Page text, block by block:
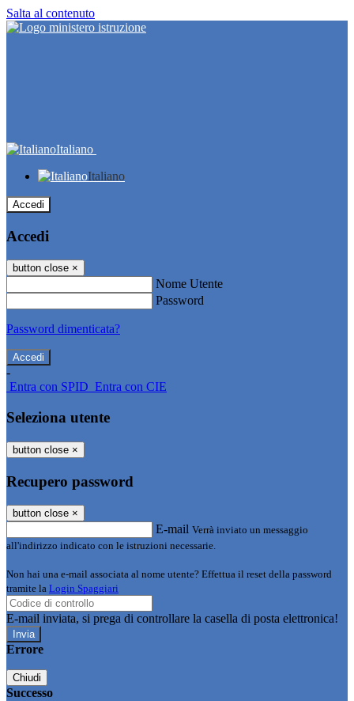
Salta al contenuto
Italiano
Italiano
Accedi
Accedi
button close ×
Nome Utente
Password
Password dimenticata?
-
Entra con SPID Entra con CIE
Seleziona utente
button close ×
Recupero password
button close ×
E-mail Verrà inviato un messaggio
all'indirizzo indicato con le istruzioni necessarie.
Non hai una e-mail associata al nome utente? Effettua il reset della password
tramite la Login Spaggiari
E-mail inviata, si prega di controllare la casella di posta elettronica!
Errore
Chiudi
Successo